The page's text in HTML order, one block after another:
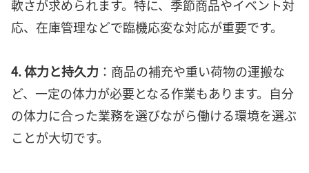
軟さが求められます。特に、季節商品やイベント対
応、在庫管理などで臨機応変な対応が重要です。
4. 体力と持久力 ：商品の補充や重い荷物の運搬な
ど、一定の体力が必要となる作業もあります。自分
の体力に合った業務を選びながら働ける環境を選ぶ
ことが大切です。